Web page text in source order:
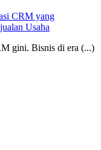
CRM yang
Usaha
gini. Bisnis di era (...)